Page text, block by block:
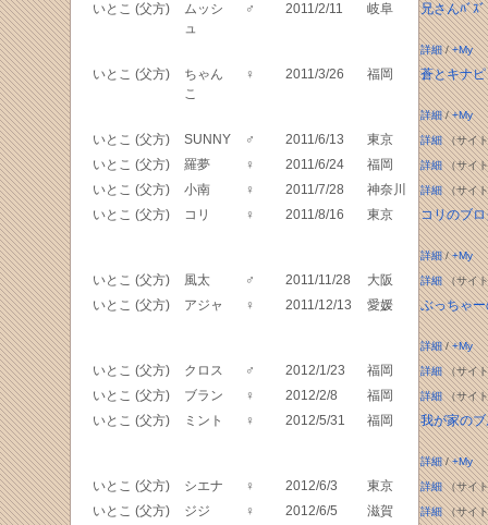
いとこ (父方)
ムッシ
ュ
♂ 2011/2/11 岐阜 兄さんﾊﾞｽ
詳細/+My
いとこ (父方)
ちゃん
こ
♀ 2011/3/26 福岡 蒼とキナ
詳細/+My
いとこ (父方) SUNNY ♂ 2011/6/13 東京 詳細（サイ
いとこ (父方) 羅夢 ♀ 2011/6/24 福岡 詳細（サイ
いとこ (父方) 小南 ♀ 2011/7/28 神奈川 詳細（サイ
いとこ (父方) コリ ♀ 2011/8/16 東京 コリのブロ
詳細/+My
いとこ (父方) 風太 ♂ 2011/11/28 大阪 詳細（サイ
いとこ (父方) アジャ ♀ 2011/12/13 愛媛 ぶっちゃ
詳細/+My
いとこ (父方) クロス ♂ 2012/1/23 福岡 詳細（サイ
いとこ (父方) ブラン ♀ 2012/2/8 福岡 詳細（サイ
いとこ (父方) ミント ♀ 2012/5/31 福岡 我が家の
詳細/+My
いとこ (父方) シエナ ♀ 2012/6/3 東京 詳細（サイ
いとこ (父方) ジジ ♀ 2012/6/5 滋賀 詳細（サイ